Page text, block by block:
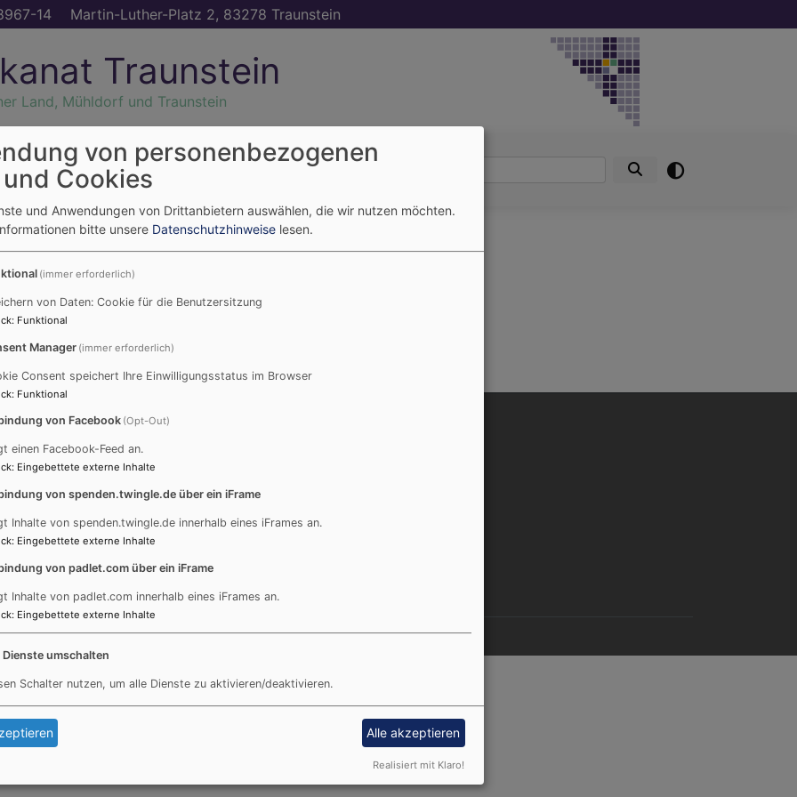
14 Martin-Luther-Platz 2, 83278 Traunstein
Traunstein
Land, Mühldorf und Traunstein
Glaube
feiern
Weiterdenken
Diakonisches
Fußbereichsmenü
Kontakt
Cookie-Einstellungen
Impressum
Datenschutzerklärung
Barrierefreiheitserklärung
von personenbezogenen
Cookies
und Anwendungen von Drittanbietern auswählen, die wir nutzen möchten.
bitte unsere Datenschutzhinweise lesen.
(immer erforderlich)
von Daten: Cookie für die Benutzersitzung
: Funktional
Manager (immer erforderlich)
Consent speichert Ihre Einwilligungsstatus im Browser
: Funktional
von Facebook (Opt-Out)
einen Facebook-Feed an.
: Eingebettete externe Inhalte
von spenden.twingle.de über ein iFrame
Inhalte von spenden.twingle.de innerhalb eines iFrames an.
: Eingebettete externe Inhalte
von padlet.com über ein iFrame
Inhalte von padlet.com innerhalb eines iFrames an.
: Eingebettete externe Inhalte
Dienste umschalten
Schalter nutzen, um alle Dienste zu aktivieren/deaktivieren.
Alle akzeptieren
Realisiert mit Klaro!